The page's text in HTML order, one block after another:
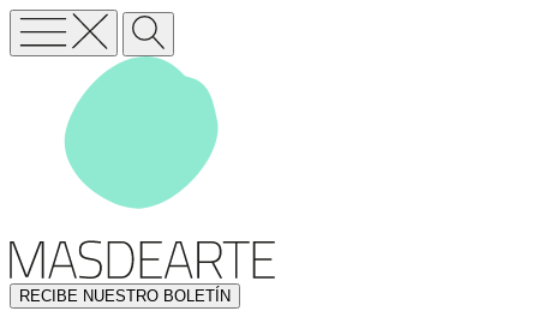
RECIBE NUESTRO BOLETÍN